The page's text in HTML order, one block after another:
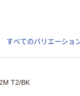
すべてのバリエーショ
T2/BK